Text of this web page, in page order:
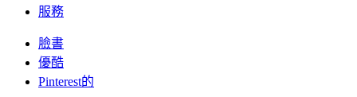
服務
臉書
優酷
Pinterest的